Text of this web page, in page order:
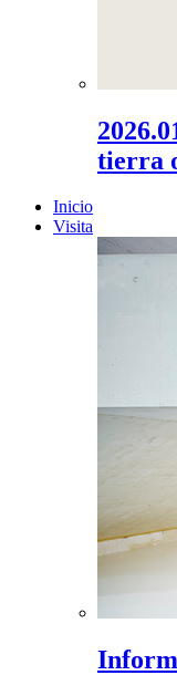
tierra
Inicio
Visita